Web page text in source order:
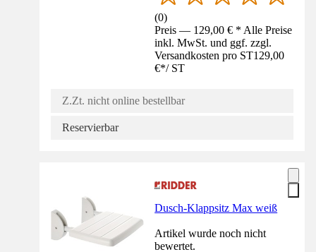
(0)
Preis — 129,00 € * Alle Preise
inkl. MwSt. und ggf. zzgl.
Versandkosten pro ST129,00
€*/ ST
Z.Zt. nicht online bestellbar
Reservierbar
Dusch-Klappsitz Max weiß
Artikel wurde noch nicht
bewertet.